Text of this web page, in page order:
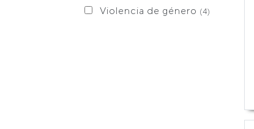
Violencia de género (4)